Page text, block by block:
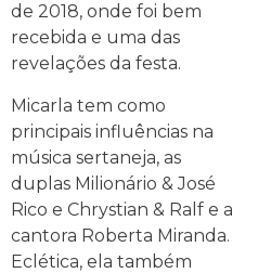
de 2018, onde foi bem
recebida e uma das
revelações da festa.
Micarla tem como
principais influências na
música sertaneja, as
duplas Milionário & José
Rico e Chrystian & Ralf e a
cantora Roberta Miranda.
Eclética, ela também